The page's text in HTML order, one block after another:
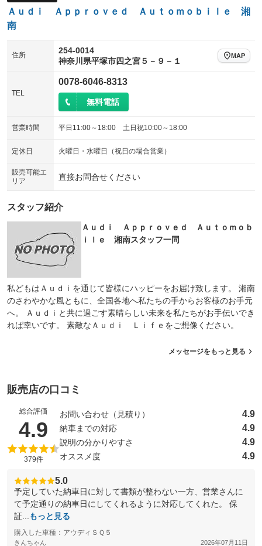
Ａｕｄｉ Ａｐｐｒｏｖｅｄ Ａｕｔｏｍｏｂｉｌｅ 湘
南
住所
254-0014
神奈川県平塚市四之宮５－９－１
MAP
TEL
0078-6046-8313
無料電話
営業時間 平日11:00～18:00 土日祝10:00～18:00
定休日 火曜日・水曜日（祝日の場合営業）
販売可能エ
リア
直接お問合せください
スタッフ紹介
Ａｕｄｉ Ａｐｐｒｏｖｅｄ Ａｕｔｏｍｏｂ
ｉｌｅ 湘南スタッフ一同
私どもはＡｕｄｉを通じて皆様にハッピーをお届け致します。 湘南
のさわやかな風ともに、全国各地へ私たちの手からお客様のお手元
へ。 Ａｕｄｉと共に過ごす素晴らしい未来を私たちがお手伝いでき
れば幸いです。 素敵なＡｕｄｉ Ｌｉｆｅをご想像ください。
メッセージをもっと見る
販売店の口コミ
総合評価
4.9 （5点満点中）
379件
お問い合わせ（見積り） 4.9
納車までの対応 4.9
説明の分かりやすさ 4.9
オススメ度 4.9
5.0
予定していた納車日に対して書類が整わない一方、営業さんに
て予定通りの納車日にしてくれるように対応してくれた。 保
証...
もっと見る
購入した車種：アウディＳＱ５
きんちゃん 2026年07月11日